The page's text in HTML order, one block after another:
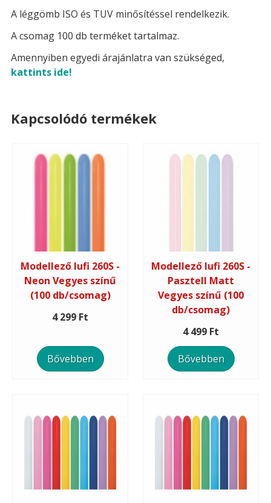
A léggömb ISO és TUV minősítéssel rendelkezik.
A csomag 100 db terméket tartalmaz.
Amennyiben egyedi árajánlatra van szükséged,
kattints ide!
Kapcsolódó termékek
Modellező lufi 260S -
Neon Vegyes színű
(100 db/csomag)
4 299 Ft
Bővebben
Modellező lufi 260S -
Pasztell Matt
Vegyes színű (100
db/csomag)
4 499 Ft
Bővebben